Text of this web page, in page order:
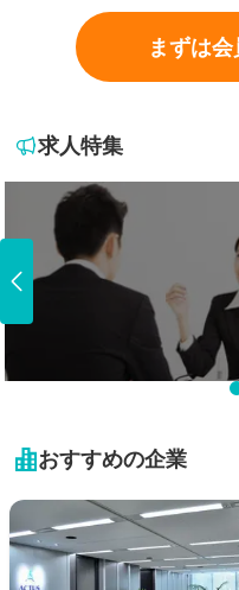
人事・労務
大阪
北海道・東北地方
北海道
秋田県
山形県
福島県
関東地方
栃木県
千葉県
富山県
石川県
福井県
滋賀県
京都府
大阪府
鳥取県
九州・沖縄地方
まずは
求人特集
おすすめの企業